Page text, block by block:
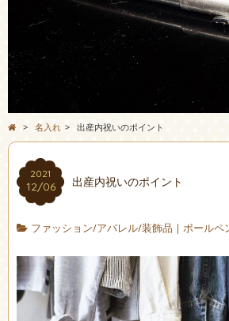
> 名入れ > 出産内祝いのポイント
2021
12/06 出産内祝いのポイント
ファッション/アパレル/装飾品 | ボールペ